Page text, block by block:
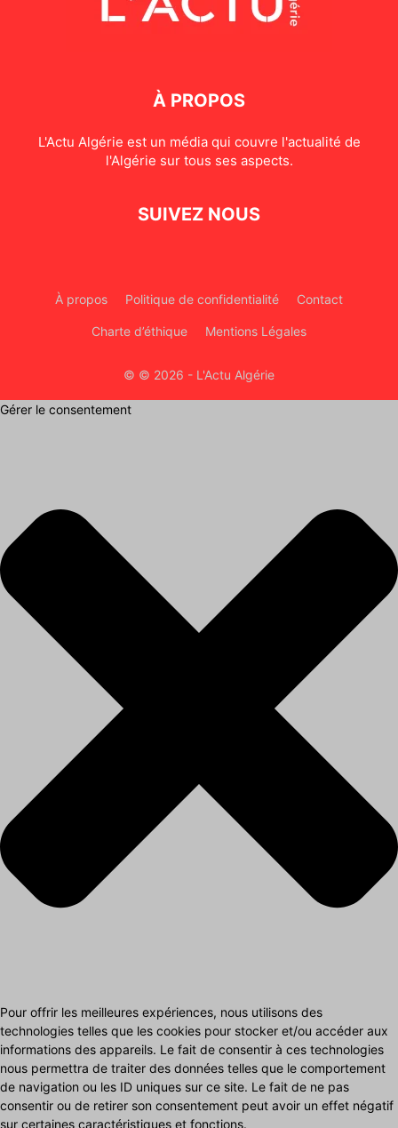
À PROPOS
L'Actu Algérie est un média qui couvre l'actualité de
l'Algérie sur tous ses aspects.
SUIVEZ NOUS
À propos Politique de confidentialité Contact
Charte d’éthique Mentions Légales
© © 2026 - L'Actu Algérie
Gérer le consentement
Pour offrir les meilleures expériences, nous utilisons des
technologies telles que les cookies pour stocker et/ou accéder aux
informations des appareils. Le fait de consentir à ces technologies
nous permettra de traiter des données telles que le comportement
de navigation ou les ID uniques sur ce site. Le fait de ne pas
consentir ou de retirer son consentement peut avoir un effet négatif
sur certaines caractéristiques et fonctions.